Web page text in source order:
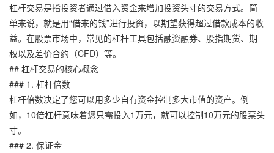
杠杆交易是指投资者通过借入资金来增加投资头寸的交易方式。简
单来说，就是用“借来的钱”进行投资，以期望获得超过借款成本的收
益。在股票市场中，常见的杠杆工具包括融资融券、股指期货、期
权以及差价合约（CFD）等。
## 杠杆交易的核心概念
### 1. 杠杆倍数
杠杆倍数决定了您可以用多少自有资金控制多大市值的资产。例
如，10倍杠杆意味着您只需投入1万元，就可以控制10万元的股票头
寸。
### 2. 保证金